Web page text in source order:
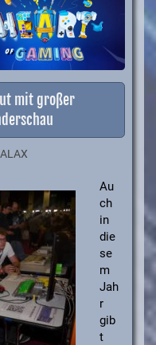
mit großer
Au
ch
in
die
se
m
Jah
r
gib
t